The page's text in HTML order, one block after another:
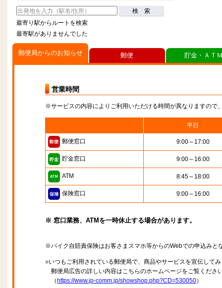
検 索
最寄り駅からルートを検索
最寄駅がありませんでした
郵便局からのお知らせ
営業時間
※サービスの内容によりご利用いただける時間が異なりますので
平日
郵便窓口 9:00～17:00
貯金窓口 9:00～16:00
ATM 8:45～18:00
保険窓口 9:00～16:00
※ 窓口業務、ATMを一時休止する場合があります。
※バイク自賠責保険はお客さまスマホ等からのWebでの申込みと
○いつもご利用されている郵便局で、商品やサービスを宣伝して
郵便局広告の詳しい内容はこちらのホームページをご覧くださ
（ https://www.jp-comm.jp/showshop.php?CD=530050）
郵便 貯金・ＡＴ